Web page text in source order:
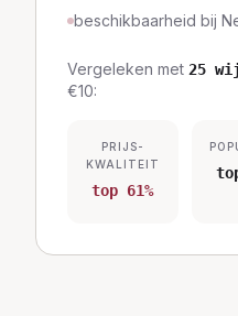
beschikbaarheid bij
Vergeleken met 25
€10:
PRIJS-
KWALITEIT
top 61%